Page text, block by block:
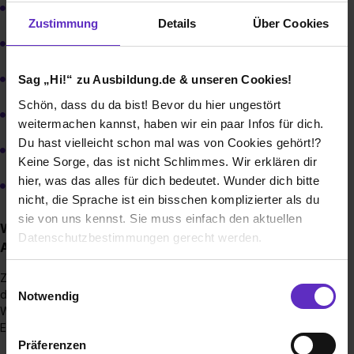
Zustimmung Details Über Cookies
Sag „Hi!“ zu Ausbildung.de & unseren Cookies!
Schön, dass du da bist! Bevor du hier ungestört
weitermachen kannst, haben wir ein paar Infos für dich.
Du hast vielleicht schon mal was von Cookies gehört!?
Keine Sorge, das ist nicht Schlimmes. Wir erklären dir
hier, was das alles für dich bedeutet. Wunder dich bitte
nicht, die Sprache ist ein bisschen komplizierter als du
sie von uns kennst. Sie muss einfach den aktuellen
Datenschutzbestimmungen gerecht werden.
Benutzung der Webseite getroffenen Einstellungen zu
Einwilligungsauswahl
Notwendig
Präferenzen
Elektroniker für Betriebstechnik m/w/d
Fachlagerist m/w/d
Fachkraft für Lagerlogistik m/w/d
Duales Studium Wirtschafts- und Industrieinformatik m/w/d
Duales Studium Elektrotechnik m/w/d
Wie sieht der Bewerbungsprozess für eine
Ausbildungsstelle bei Ihnen aus?
Zunächst prüfen wir deine Bewerbungsunterlagen. Sollte
dein Profil zu unseren Anforderungen an deine
Wunschausbildung passen, laden wir dich zu einem
Einstellungstest ein.